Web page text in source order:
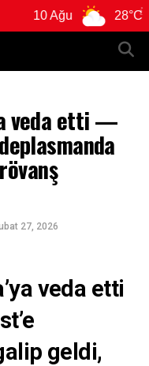
28°C
veda etti —
27, 2026
veda etti
geldi,